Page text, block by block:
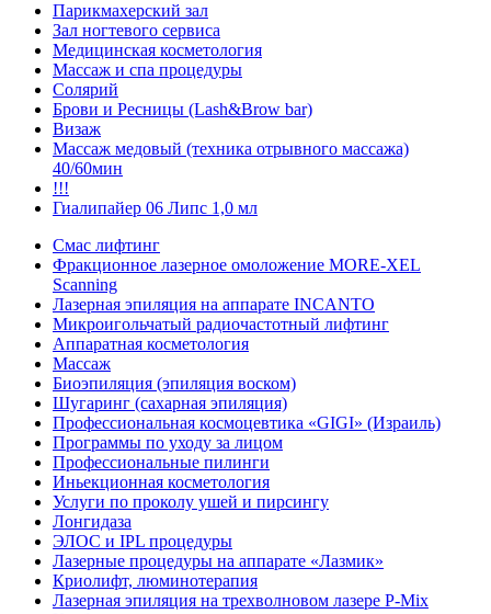
Парикмахерский зал
Зал ногтевого сервиса
Медицинская косметология
Массаж и спа процедуры
Солярий
Брови и Ресницы (Lash&Brow bar)
Визаж
Массаж медовый (техника отрывного массажа)
40/60мин
!!!
Гиалипайер 06 Липс 1,0 мл
Смас лифтинг
Фракционное лазерное омоложение MORE-XEL
Scanning
Лазерная эпиляция на аппарате INCANTO
Микроигольчатый радиочастотный лифтинг
Аппаратная косметология
Массаж
Биоэпиляция (эпиляция воском)
Шугаринг (сахарная эпиляция)
Профессиональная космоцевтика «GIGI» (Израиль)
Программы по уходу за лицом
Профессиональные пилинги
Иньекционная косметология
Услуги по проколу ушей и пирсингу
Лонгидаза
ЭЛОС и IPL процедуры
Лазерные процедуры на аппарате «Лазмик»
Криолифт, люминотерапия
Лазерная эпиляция на трехволновом лазере P-Mix